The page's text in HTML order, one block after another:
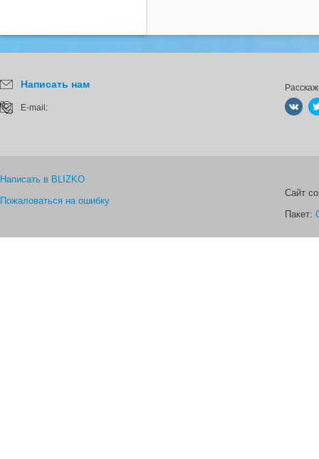
Написать нам
E-mail:
Написать в BLIZKO
Пожаловаться на ошибку
Сайт
Пакет: